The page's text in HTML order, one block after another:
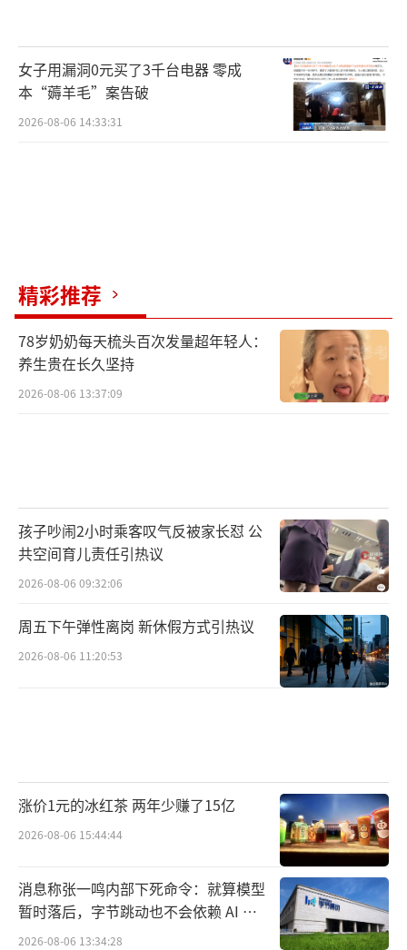
他1956年出生于山西阳高，19岁开始参加
工作，在山西省阳高县教育局工作3个月后被调
到山西省浑源师范学校任教，恢复高考后考入
月，前后超过14年。
薛进文简历
女子用漏洞0元买了3千台电器 零成
本“薅羊毛”案告破
2026-08-06 14:33:31
精彩推荐
78岁奶奶每天梳头百次发量超年轻人：
养生贵在长久坚持
2026-08-06 13:37:09
孩子吵闹2小时乘客叹气反被家长怼 公
共空间育儿责任引热议
2026-08-06 09:32:06
周五下午弹性离岗 新休假方式引热议
2026-08-06 11:20:53
涨价1元的冰红茶 两年少赚了15亿
2026-08-06 15:44:44
消息称张一鸣内部下死命令：就算模型
暂时落后，字节跳动也不会依赖 AI 蒸
馏技术
2026-08-06 13:34:28